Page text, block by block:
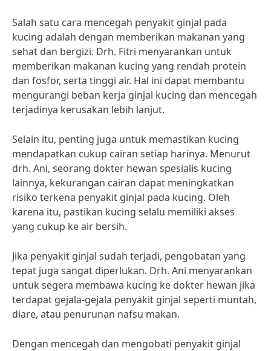
Salah satu cara mencegah penyakit ginjal pada
kucing adalah dengan memberikan makanan yang
sehat dan bergizi. Drh. Fitri menyarankan untuk
memberikan makanan kucing yang rendah protein
dan fosfor, serta tinggi air. Hal ini dapat membantu
mengurangi beban kerja ginjal kucing dan mencegah
terjadinya kerusakan lebih lanjut.
Selain itu, penting juga untuk memastikan kucing
mendapatkan cukup cairan setiap harinya. Menurut
drh. Ani, seorang dokter hewan spesialis kucing
lainnya, kekurangan cairan dapat meningkatkan
risiko terkena penyakit ginjal pada kucing. Oleh
karena itu, pastikan kucing selalu memiliki akses
yang cukup ke air bersih.
Jika penyakit ginjal sudah terjadi, pengobatan yang
tepat juga sangat diperlukan. Drh. Ani menyarankan
untuk segera membawa kucing ke dokter hewan jika
terdapat gejala-gejala penyakit ginjal seperti muntah,
diare, atau penurunan nafsu makan.
Dengan mencegah dan mengobati penyakit ginjal